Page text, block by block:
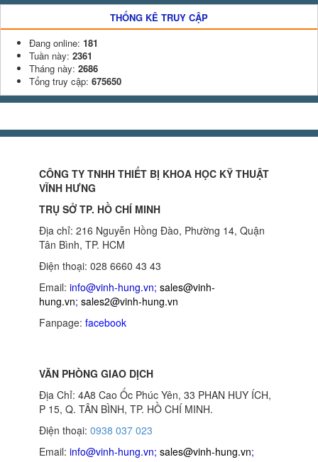
THỐNG KÊ TRUY CẬP
Đang online: 181
Tuần này: 2361
Tháng này: 2686
Tổng truy cập: 675650
CÔNG TY TNHH THIẾT BỊ KHOA HỌC KỸ THUẬT
VĨNH HƯNG
TRỤ SỞ TP. HỒ CHÍ MINH
Địa chỉ: 216 Nguyễn Hồng Đào, Phường 14, Quận
Tân Bình, TP. HCM
Điện thoại: 028 6660 43 43
Email: info@vinh-hung.vn; sales@vinh-
hung.vn; sales2@vinh-hung.vn
Fanpage: facebook
VĂN PHÒNG GIAO DỊCH
Địa Chỉ: 4A8 Cao Ốc Phúc Yên, 33 PHAN HUY ÍCH,
P 15, Q. TÂN BÌNH, TP. HỒ CHÍ MINH.
Điện thoại: 0938 037 023
Email: info@vinh-hung.vn; sales@vinh-hung.vn;